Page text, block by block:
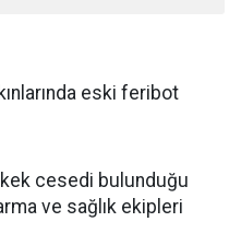
eski feribot
cesedi bulunduğu
ve sağlık ekipleri